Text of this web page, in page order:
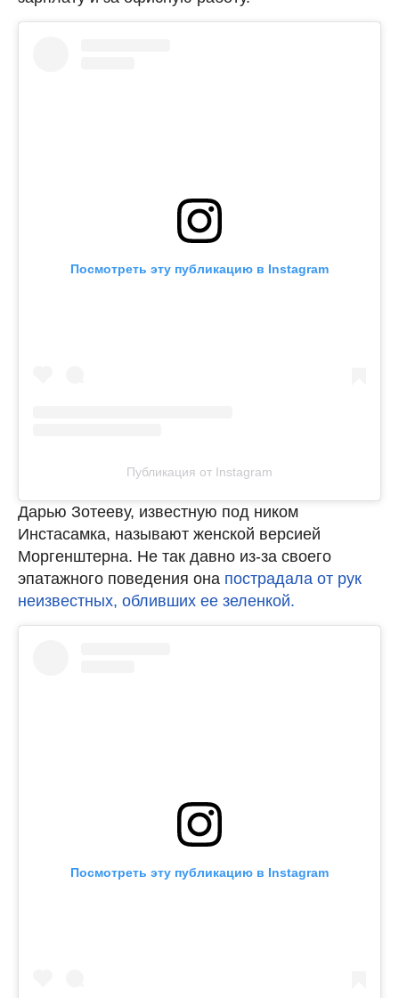
Посмотреть эту публикацию в Instagram
Публикация от Instagram
Дарью Зотееву, известную под ником
Инстасамка, называют женской версией
Моргенштерна. Не так давно из-за своего
эпатажного поведения она пострадала от рук
неизвестных, обливших ее зеленкой.
Посмотреть эту публикацию в Instagram